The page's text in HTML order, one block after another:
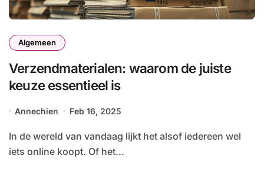
Algemeen
Verzendmaterialen: waarom de juiste
keuze essentieel is
Annechien Feb 16, 2025
In de wereld van vandaag lijkt het alsof iedereen wel
iets online koopt. Of het...